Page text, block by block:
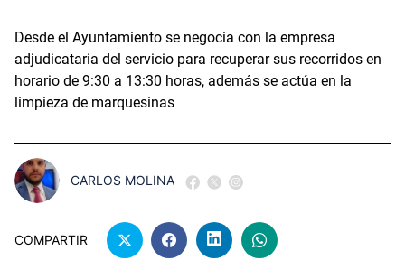
Desde el Ayuntamiento se negocia con la empresa
adjudicataria del servicio para recuperar sus recorridos en
horario de 9:30 a 13:30 horas, además se actúa en la
limpieza de marquesinas
CARLOS MOLINA
COMPARTIR